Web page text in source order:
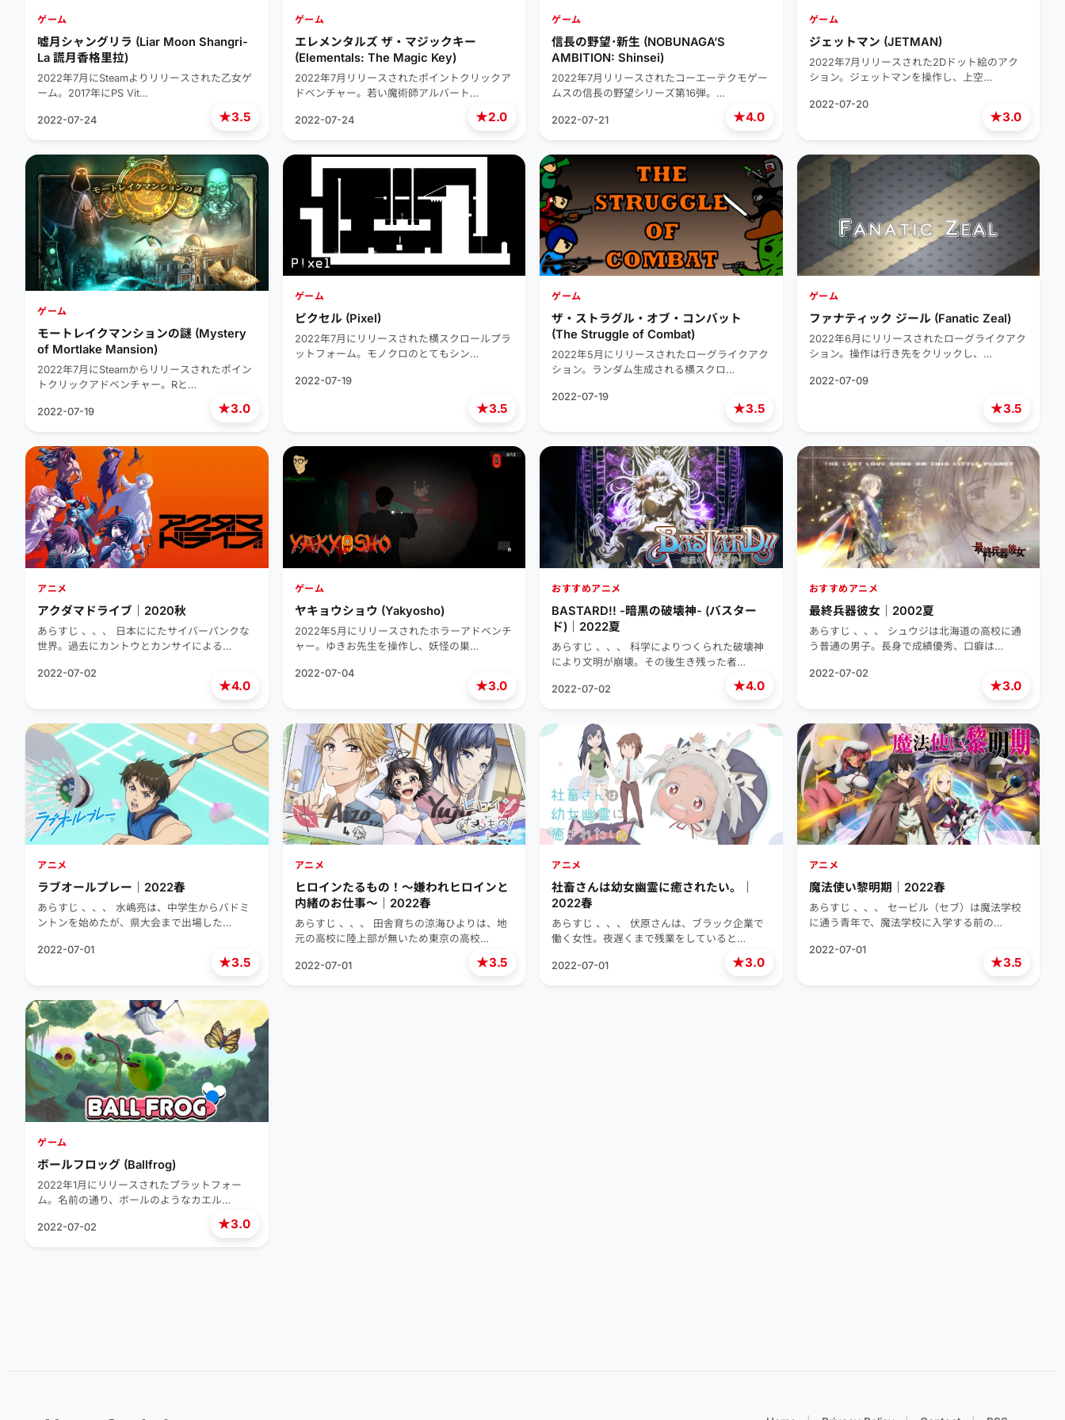
★3.5
ゲーム
嘘月シャングリラ (Liar Moon Shangri-
La 謊月香格里拉)
2022年7月にSteamよりリリースされた乙女ゲ
ーム。2017年にPS Vit…
2022-07-24 ★2.0
ゲーム
エレメンタルズ ザ・マジックキー
(Elementals: The Magic Key)
2022年7月リリースされたポイントクリックア
ドベンチャー。若い魔術師アルバート…
2022-07-24 ★4.0
ゲーム
信長の野望･新生 (NOBUNAGA’S
AMBITION: Shinsei)
2022年7月リリースされたコーエーテクモゲー
ムスの信長の野望シリーズ第16弾。…
2022-07-21 ★3.0
ゲーム
ジェットマン (JETMAN)
2022年7月リリースされた2Dドット絵のアク
ション。ジェットマンを操作し、上空…
2022-07-20
★3.0
ゲーム
モートレイクマンションの謎 (Mystery
of Mortlake Mansion)
2022年7月にSteamからリリースされたポイン
トクリックアドベンチャー。Rと…
2022-07-19 ★3.5
ゲーム
ピクセル (Pixel)
2022年7月にリリースされた横スクロールプラ
ットフォーム。モノクロのとてもシン…
2022-07-19
★3.5
ゲーム
ザ・ストラグル・オブ・コンバット
(The Struggle of Combat)
2022年5月にリリースされたローグライクアク
ション。ランダム生成される横スクロ…
2022-07-19
★3.5
ゲーム
ファナティック ジール (Fanatic Zeal)
2022年6月にリリースされたローグライクアク
ション。操作は行き先をクリックし、…
2022-07-09
★4.0
アニメ
アクダマドライブ｜2020秋
あらすじ 、、、 日本ににたサイバーパンクな
世界。過去にカントウとカンサイによる…
2022-07-02
★3.0
ゲーム
ヤキョウショウ (Yakyosho)
2022年5月にリリースされたホラーアドベンチ
ャー。ゆきお先生を操作し、妖怪の巣…
2022-07-04
★4.0
おすすめアニメ
BASTARD!! -暗黒の破壊神- (バスター
ド)｜2022夏
あらすじ 、、、 科学によりつくられた破壊神
により文明が崩壊。その後生き残った者…
2022-07-02 ★3.0
おすすめアニメ
最終兵器彼女｜2002夏
あらすじ 、、、 シュウジは北海道の高校に通
う普通の男子。長身で成績優秀、口癖は…
2022-07-02
★3.5
アニメ
ラブオールプレー｜2022春
あらすじ 、、、 水嶋亮は、中学生からバドミ
ントンを始めたが、県大会まで出場した…
2022-07-01
★3.5
アニメ
ヒロインたるもの！～嫌われヒロインと
内緒のお仕事～｜2022春
あらすじ 、、、 田舎育ちの涼海ひよりは、地
元の高校に陸上部が無いため東京の高校…
2022-07-01 ★3.0
アニメ
社畜さんは幼女幽霊に癒されたい。｜
2022春
あらすじ 、、、 伏原さんは、ブラック企業で
働く女性。夜遅くまで残業をしていると…
2022-07-01 ★3.5
アニメ
魔法使い黎明期｜2022春
あらすじ 、、、 セービル（セブ）は魔法学校
に通う青年で、魔法学校に入学する前の…
2022-07-01
★3.0
ゲーム
ボールフロッグ (Ballfrog)
2022年1月にリリースされたプラットフォー
ム。名前の通り、ボールのようなカエル…
2022-07-02